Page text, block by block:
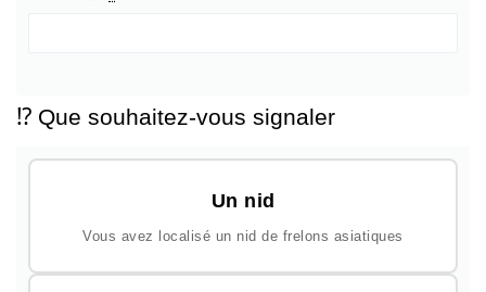
⁉️ Que souhaitez-vous signaler
Un nid
Vous avez localisé un nid de frelons asiatiques